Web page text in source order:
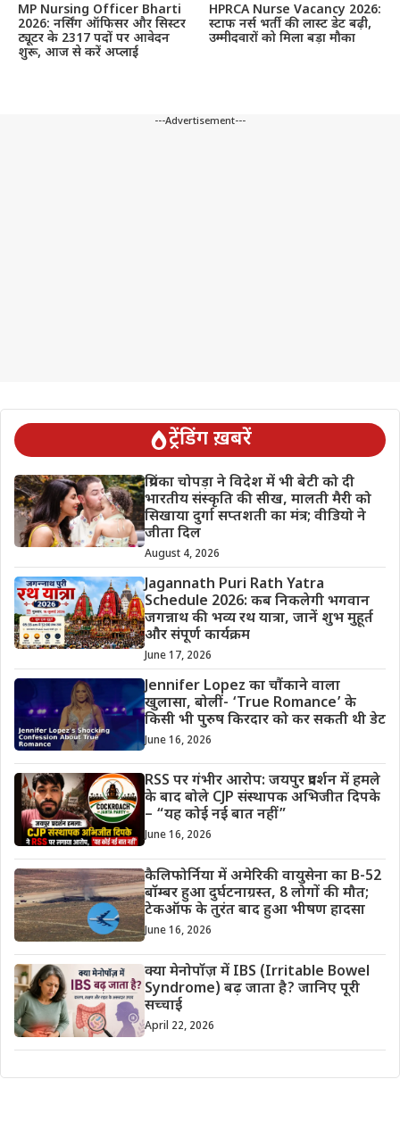
MP Nursing Officer Bharti
2026: नर्सिंग ऑफिसर और सिस्टर
ट्यूटर के 2317 पदों पर आवेदन
शुरू, आज से करें अप्लाई
HPRCA Nurse Vacancy 2026:
स्टाफ नर्स भर्ती की लास्ट डेट बढ़ी,
उम्मीदवारों को मिला बड़ा मौका
---Advertisement---
ट्रेंडिंग ख़बरें
प्रियंका चोपड़ा ने विदेश में भी बेटी को दी
भारतीय संस्कृति की सीख, मालती मैरी को
सिखाया दुर्गा सप्तशती का मंत्र; वीडियो ने
जीता दिल
August 4, 2026
Jagannath Puri Rath Yatra
Schedule 2026: कब निकलेगी भगवान
जगन्नाथ की भव्य रथ यात्रा, जानें शुभ मुहूर्त
और संपूर्ण कार्यक्रम
June 17, 2026
Jennifer Lopez का चौंकाने वाला
खुलासा, बोलीं- ‘True Romance’ के
किसी भी पुरुष किरदार को कर सकती थी डेट
June 16, 2026
RSS पर गंभीर आरोप: जयपुर प्रदर्शन में हमले
के बाद बोले CJP संस्थापक अभिजीत दिपके
– “यह कोई नई बात नहीं”
June 16, 2026
कैलिफोर्निया में अमेरिकी वायुसेना का B-52
बॉम्बर हुआ दुर्घटनाग्रस्त, 8 लोगों की मौत;
टेकऑफ के तुरंत बाद हुआ भीषण हादसा
June 16, 2026
क्या मेनोपॉज़ में IBS (Irritable Bowel
Syndrome) बढ़ जाता है? जानिए पूरी
सच्चाई
April 22, 2026